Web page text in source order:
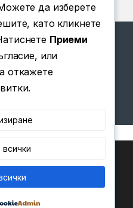
Позвънете
да изберете
като кликнете
Приеми
или
откажете
да ви предоставим най-
уебсайт.
кои бисквитки
вНастройки.